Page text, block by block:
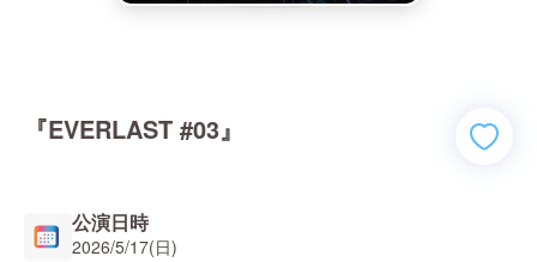
『EVERLAST #03』
公演日時
2026/5/17(日)